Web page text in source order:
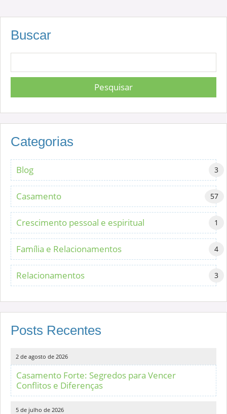
Buscar
Categorias
Blog 3
Casamento 57
Crescimento pessoal e espiritual 1
Família e Relacionamentos 4
Relacionamentos 3
Posts Recentes
Casamento Forte: Segredos para Vencer
Conflitos e Diferenças
2 de agosto de 2026
5 de julho de 2026